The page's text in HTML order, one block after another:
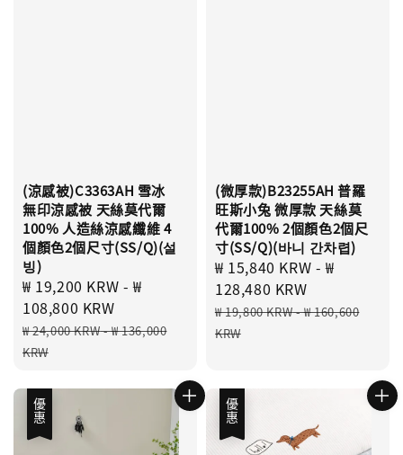
(涼感被)C3363AH 雪冰
無印涼感被 天絲莫代爾
100% 人造絲涼感纖維 4
個顏色2個尺寸(SS/Q)(설
빙)
Sale
price
₩ 19,200 KRW -₩
108,800 KRW
Regular
price
₩ 24,000 KRW-₩ 136,000
KRW
(微厚款)B23255AH 普羅
旺斯小兔 微厚款 天絲莫
代爾100% 2個顏色2個尺
寸(SS/Q)(바니 간차렵)
Sale
price
₩ 15,840 KRW -₩
128,480 KRW
Regular
price
₩ 19,800 KRW-₩ 160,600
KRW
優惠 優惠